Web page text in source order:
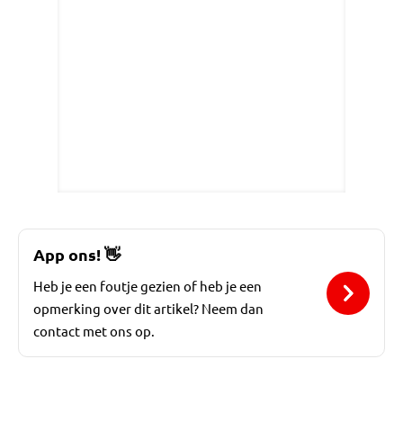
App ons!👋
Heb je een foutje gezien of heb je een
opmerking over dit artikel? Neem dan
contact met ons op.